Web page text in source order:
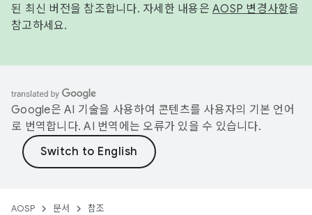
된 최신 버전을 참조합니다. 자세한 내용은 AOSP 변경사항을
참고하세요.
Google은 AI 기술을 사용하여 콘텐츠를 사용자의 기본 언어
로 번역합니다. AI 번역에는 오류가 있을 수 있습니다.
AOSP 문서 참조